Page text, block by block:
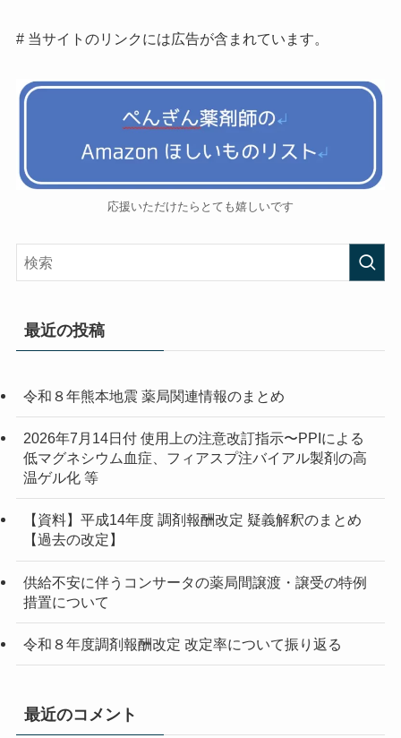
# 当サイトのリンクには広告が含まれています。
応援いただけたらとても嬉しいです
最近の投稿
令和８年熊本地震 薬局関連情報のまとめ
2026年7月14日付 使用上の注意改訂指示〜PPIによる
低マグネシウム血症、フィアスプ注バイアル製剤の高
温ゲル化 等
【資料】平成14年度 調剤報酬改定 疑義解釈のまとめ
【過去の改定】
供給不安に伴うコンサータの薬局間譲渡・譲受の特例
措置について
令和８年度調剤報酬改定 改定率について振り返る
最近のコメント